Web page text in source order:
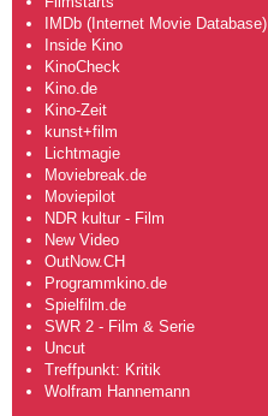
IMDb (Internet Movie Database)
Inside Kino
KinoCheck
Kino.de
Kino-Zeit
kunst+film
Lichtmagie
Moviebreak.de
Moviepilot
NDR kultur - Film
New Video
OutNow.CH
Programmkino.de
Spielfilm.de
SWR 2 - Film & Serie
Uncut
Treffpunkt: Kritik
Wolfram Hannemann